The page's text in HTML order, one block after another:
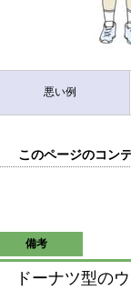
悪い例
このページのコン
備考
ドーナツ型のウ